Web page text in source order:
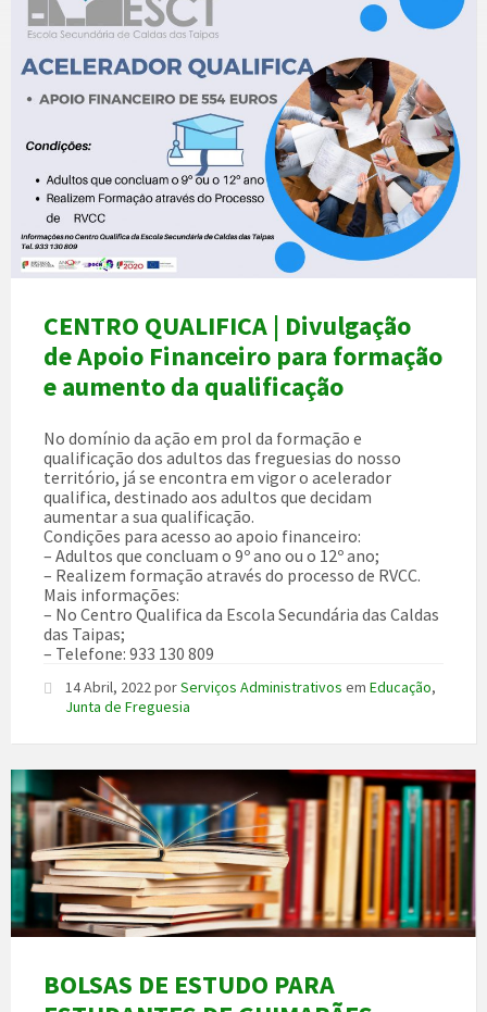
CENTRO QUALIFICA | Divulgação
de Apoio Financeiro para formação
e aumento da qualificação
No domínio da ação em prol da formação e
qualificação dos adultos das freguesias do nosso
território, já se encontra em vigor o acelerador
qualifica, destinado aos adultos que decidam
aumentar a sua qualificação.
Condições para acesso ao apoio financeiro:
– Adultos que concluam o 9º ano ou o 12º ano;
– Realizem formação através do processo de RVCC.
Mais informações:
– No Centro Qualifica da Escola Secundária das Caldas
das Taipas;
– Telefone: 933 130 809
14 Abril, 2022porServiços Administrativos em Educação,
Junta de Freguesia
BOLSAS DE ESTUDO PARA